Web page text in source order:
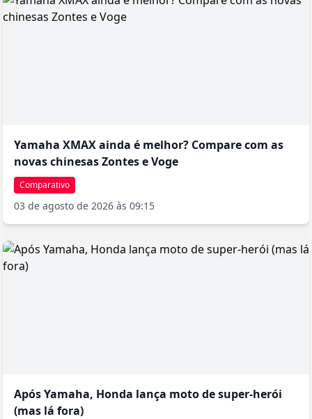
nakeds esportivas com ergonomia mais ereta, resultando em
conforto para o uso diário sem sacrificar a diversão nas estradas
Yamaha XMAX ainda é melhor? Compare com as
novas chinesas Zontes e Voge
Comparativo
03 de agosto de 2026 às 09:15
Após Yamaha, Honda lança moto de super-herói
(mas lá fora)